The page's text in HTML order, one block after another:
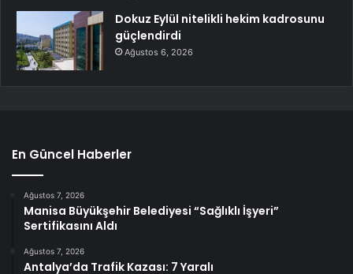
Dokuz Eylül nitelikli hekim kadrosunu
güçlendirdi
Ağustos 6, 2026
En Güncel Haberler
Ağustos 7, 2026
Manisa Büyükşehir Belediyesi “Sağlıklı İşyeri”
Sertifikasını Aldı
Ağustos 7, 2026
Antalya’da Trafik Kazası: 7 Yaralı